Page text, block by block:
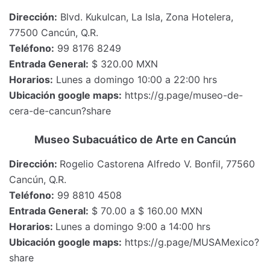
Dirección: Blvd. Kukulcan, La Isla, Zona Hotelera,
77500 Cancún, Q.R.
Teléfono: 99 8176 8249
Entrada General: $ 320.00 MXN
Horarios: Lunes a domingo 10:00 a 22:00 hrs
Ubicación google maps: https://g.page/museo-de-
cera-de-cancun?share
Museo Subacuático de Arte en Cancún
Dirección: Rogelio Castorena Alfredo V. Bonfil, 77560
Cancún, Q.R.
Teléfono: 99 8810 4508
Entrada General: $ 70.00 a $ 160.00 MXN
Horarios: Lunes a domingo 9:00 a 14:00 hrs
Ubicación google maps: https://g.page/MUSAMexico?
share